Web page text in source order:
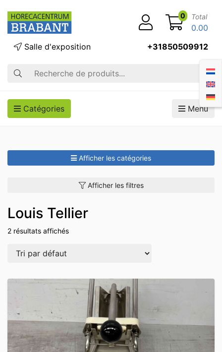
Recherche
Salle d'exposition +31850509912
0 Total
0.00
Catégories Menu
Afficher les catégories
Afficher les filtres
Louis Tellier
2 résultats affichés